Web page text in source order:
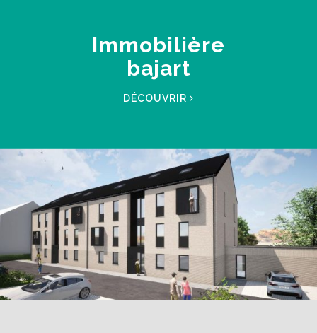
Immobilière
bajart
DÉCOUVRIR